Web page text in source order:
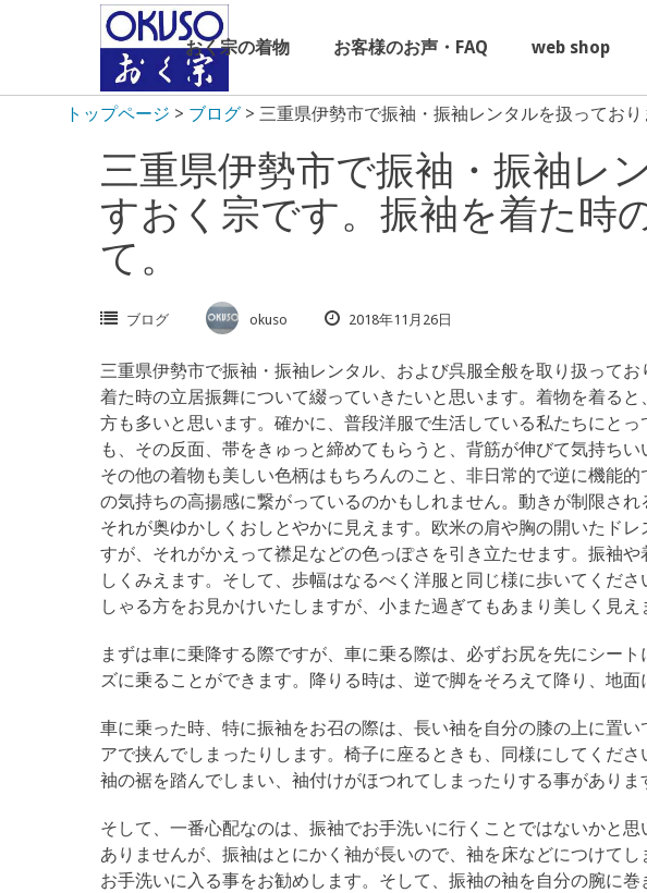
おく宗の着物 お客様のお声・FAQ web shop
トップページ > ブログ > 三重県伊勢市で振袖・振袖レンタルを扱ってお
三重県伊勢市で振袖・振袖レ
すおく宗です。振袖を着た時
て。
ブログ okuso 2018年11月26日
三重県伊勢市で振袖・振袖レンタル、および呉服全般を取り扱っ
着た時の立居振舞について綴っていきたいと思います。着物を着る
方も多いと思います。確かに、普段洋服で生活している私たちにと
も、その反面、帯をきゅっと締めてもらうと、背筋が伸びて気持ち
その他の着物も美しい色柄はもちろんのこと、非日常的で逆に機能
の気持ちの高揚感に繋がっているのかもしれません。動きが制限さ
それが奥ゆかしくおしとやかに見えます。欧米の肩や胸の開いたド
すが、それがかえって襟足などの色っぽさを引き立たせます。振袖
しくみえます。そして、歩幅はなるべく洋服と同じ様に歩いてくだ
しゃる方をお見かけいたしますが、小また過ぎてもあまり美しく見え
まずは車に乗降する際ですが、車に乗る際は、必ずお尻を先にシー
ズに乗ることができます。降りる時は、逆で脚をそろえて降り、地
車に乗った時、特に振袖をお召の際は、長い袖を自分の膝の上に置
アで挟んでしまったりします。椅子に座るときも、同様にしてくだ
袖の裾を踏んでしまい、袖付けがほつれてしまったりする事がありま
そして、一番心配なのは、振袖でお手洗いに行くことではないかと
ありませんが、振袖はとにかく袖が長いので、袖を床などにつけて
お手洗いに入る事をお勧めします。そして、振袖の袖を自分の腕に